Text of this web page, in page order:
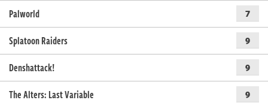
Palworld 7
Splatoon Raiders 9
Denshattack! 9
The Alters: Last Variable 9